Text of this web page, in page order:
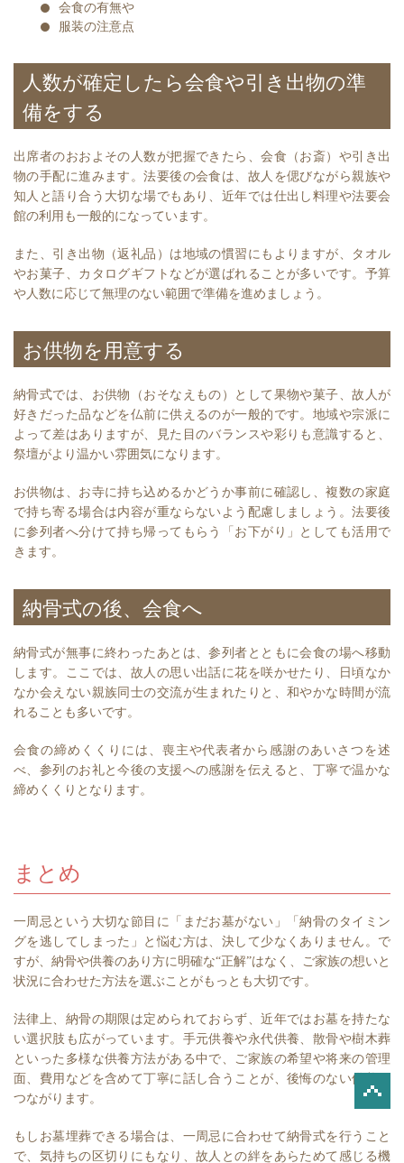
会食の有無や
服装の注意点
人数が確定したら会食や引き出物の準
備をする
出席者のおおよその人数が把握できたら、会食（お斎）や引き出
物の手配に進みます。法要後の会食は、故人を偲びながら親族や
知人と語り合う大切な場でもあり、近年では仕出し料理や法要会
館の利用も一般的になっています。
また、引き出物（返礼品）は地域の慣習にもよりますが、タオル
やお菓子、カタログギフトなどが選ばれることが多いです。予算
や人数に応じて無理のない範囲で準備を進めましょう。
お供物を用意する
納骨式では、お供物（おそなえもの）として果物や菓子、故人が
好きだった品などを仏前に供えるのが一般的です。地域や宗派に
よって差はありますが、見た目のバランスや彩りも意識すると、
祭壇がより温かい雰囲気になります。
お供物は、お寺に持ち込めるかどうか事前に確認し、複数の家庭
で持ち寄る場合は内容が重ならないよう配慮しましょう。法要後
に参列者へ分けて持ち帰ってもらう「お下がり」としても活用で
きます。
納骨式の後、会食へ
納骨式が無事に終わったあとは、参列者とともに会食の場へ移動
します。ここでは、故人の思い出話に花を咲かせたり、日頃なか
なか会えない親族同士の交流が生まれたりと、和やかな時間が流
れることも多いです。
会食の締めくくりには、喪主や代表者から感謝のあいさつを述
べ、参列のお礼と今後の支援への感謝を伝えると、丁寧で温かな
締めくくりとなります。
まとめ
一周忌という大切な節目に「まだお墓がない」「納骨のタイミン
グを逃してしまった」と悩む方は、決して少なくありません。で
すが、納骨や供養のあり方に明確な“正解”はなく、ご家族の想いと
状況に合わせた方法を選ぶことがもっとも大切です。
法律上、納骨の期限は定められておらず、近年ではお墓を持たな
い選択肢も広がっています。手元供養や永代供養、散骨や樹木葬
といった多様な供養方法がある中で、ご家族の希望や将来の管理
面、費用などを含めて丁寧に話し合うことが、後悔のない供養に
つながります。
もしお墓埋葬できる場合は、一周忌に合わせて納骨式を行うこと
で、気持ちの区切りにもなり、故人との絆をあらためて感じる機